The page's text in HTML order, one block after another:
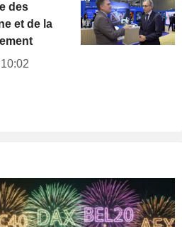
des
et de la